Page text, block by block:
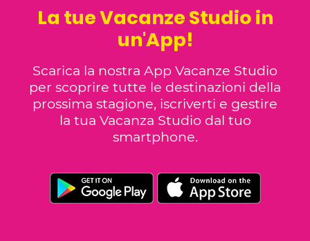
La tue Vacanze Studio in
un'App!
Scarica la nostra App Vacanze Studio
per scoprire tutte le destinazioni della
prossima stagione, iscriverti e gestire
la tua Vacanza Studio dal tuo
smartphone.